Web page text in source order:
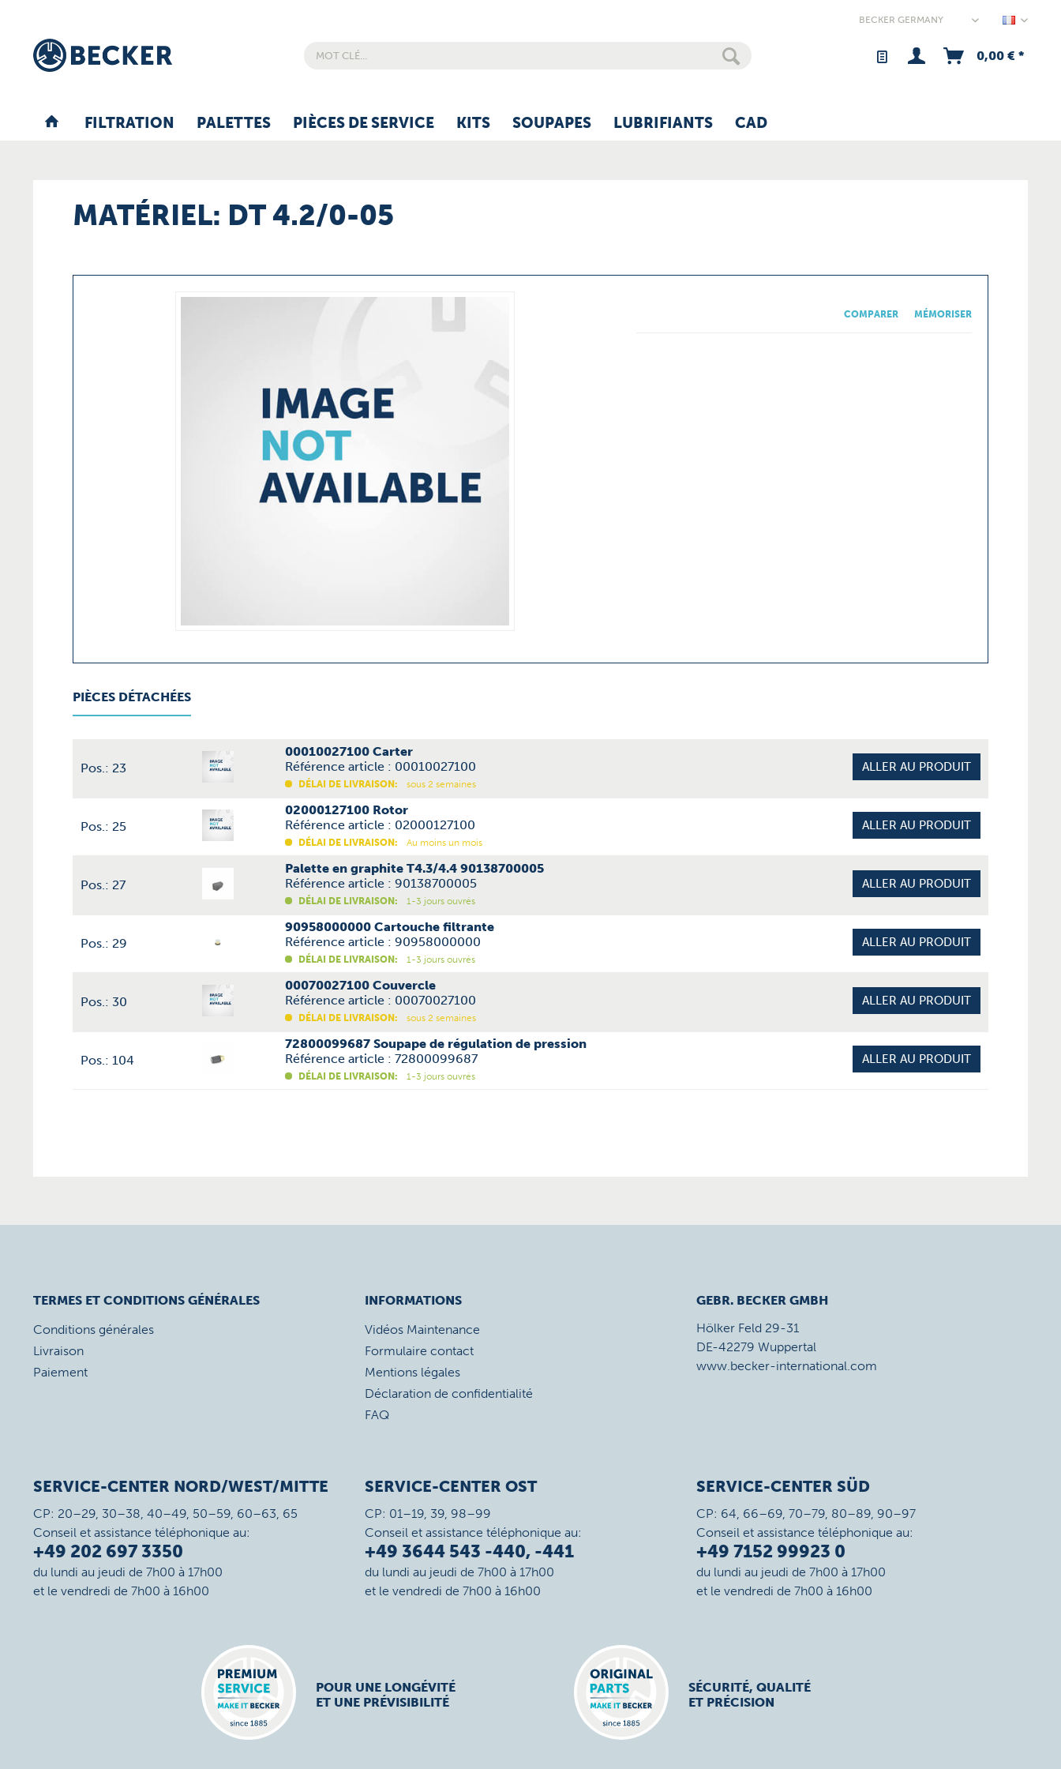
0,00 € *
FILTRATION PALETTES PIÈCES DE SERVICE KITS SOUPAPES LUBRIFIANTS CAD
MATÉRIEL: DT 4.2/0-05
COMPARER MÉMORISER
PIÈCES DÉTACHÉES
Pos.: 23
00010027100 Carter
Référence article : 00010027100
DÉLAI DE LIVRAISON: sous 2 semaines
ALLER AU PRODUIT
Pos.: 25
02000127100 Rotor
Référence article : 02000127100
DÉLAI DE LIVRAISON: Au moins un mois
ALLER AU PRODUIT
Pos.: 27
Palette en graphite T4.3/4.4 90138700005
Référence article : 90138700005
DÉLAI DE LIVRAISON: 1-3 jours ouvrés
ALLER AU PRODUIT
Pos.: 29
90958000000 Cartouche filtrante
Référence article : 90958000000
DÉLAI DE LIVRAISON: 1-3 jours ouvrés
ALLER AU PRODUIT
Pos.: 30
00070027100 Couvercle
Référence article : 00070027100
DÉLAI DE LIVRAISON: sous 2 semaines
ALLER AU PRODUIT
Pos.: 104
72800099687 Soupape de régulation de pression
Référence article : 72800099687
DÉLAI DE LIVRAISON: 1-3 jours ouvrés
ALLER AU PRODUIT
TERMES ET CONDITIONS GÉNÉRALES
Conditions générales
Livraison
Paiement
INFORMATIONS
Vidéos Maintenance
Formulaire contact
Mentions légales
Déclaration de confidentialité
FAQ
GEBR. BECKER GMBH
Hölker Feld 29-31
DE-42279 Wuppertal
www.becker-international.com
SERVICE-CENTER NORD/WEST/MITTE
CP: 20–29, 30–38, 40–49, 50–59, 60–63, 65
Conseil et assistance téléphonique au:
+49 202 697 3350
du lundi au jeudi de 7h00 à 17h00
et le vendredi de 7h00 à 16h00
SERVICE-CENTER OST
CP: 01–19, 39, 98–99
Conseil et assistance téléphonique au:
+49 3644 543 -440, -441
du lundi au jeudi de 7h00 à 17h00
et le vendredi de 7h00 à 16h00
SERVICE-CENTER SÜD
CP: 64, 66–69, 70–79, 80–89, 90–97
Conseil et assistance téléphonique au:
+49 7152 99923 0
du lundi au jeudi de 7h00 à 17h00
et le vendredi de 7h00 à 16h00
POUR UNE LONGÉVITÉ
ET UNE PRÉVISIBILITÉ
SÉCURITÉ, QUALITÉ
ET PRÉCISION